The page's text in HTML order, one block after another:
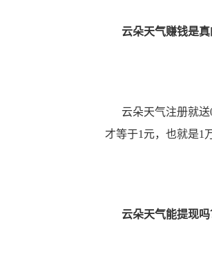
云朵天气赚钱是真
云朵天气注册就送
才等于1元，也就是1
云朵天气能提现吗